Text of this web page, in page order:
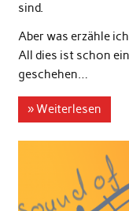
sind.
Aber was erzähle
All dies ist schon
geschehen…
» Weiterlesen